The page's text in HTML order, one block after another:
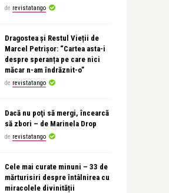
de revistatango
Dragostea și Restul Vieții de
Marcel Petrișor: “Cartea asta-i
despre speranța pe care nici
măcar n-am îndrăznit-o”
de revistatango
Dacă nu poţi să mergi, încearcă
să zbori – de Marinela Drop
de revistatango
Cele mai curate minuni – 33 de
mărturisiri despre întâlnirea cu
miracolele divinității